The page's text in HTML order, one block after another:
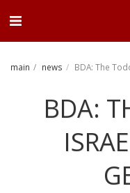
main news BDA: The
BDA: